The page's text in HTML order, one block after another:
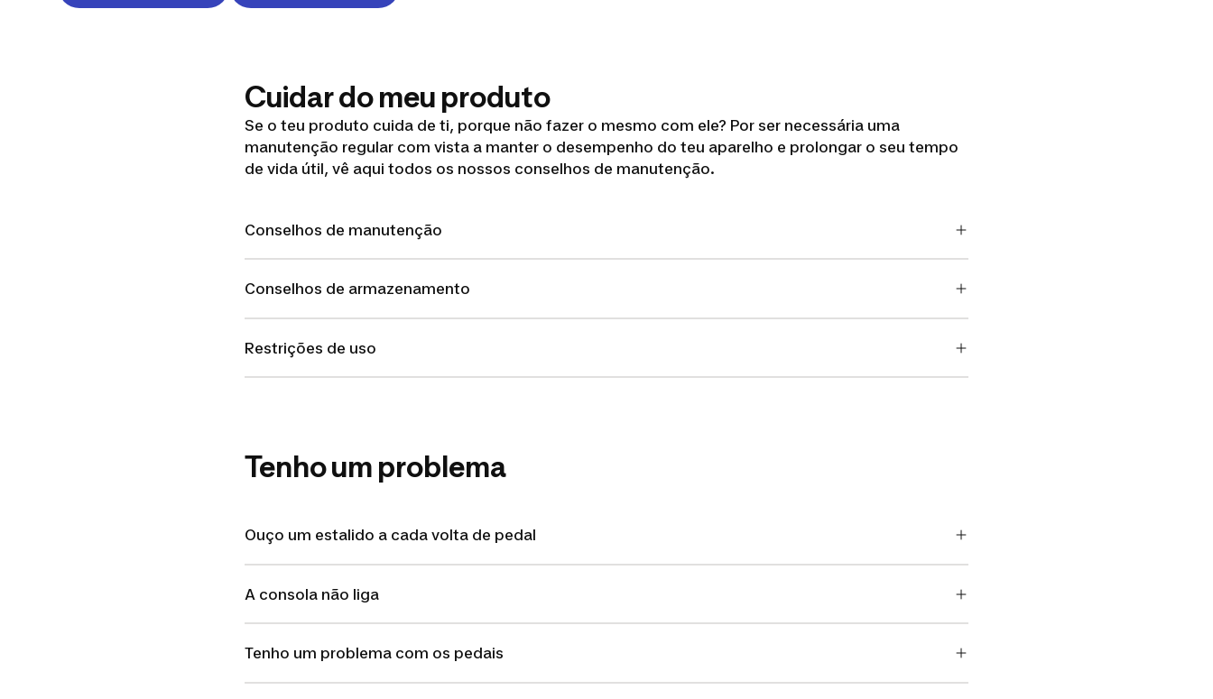
Cuidar do meu produto
Se o teu produto cuida de ti, porque não fazer o mesmo com ele? Por ser necessária uma
manutenção regular com vista a manter o desempenho do teu aparelho e prolongar o seu tempo
de vida útil, vê aqui todos os nossos conselhos de manutenção.
Conselhos de manutenção
Conselhos de armazenamento
Restrições de uso
Tenho um problema
Ouço um estalido a cada volta de pedal
A consola não liga
Tenho um problema com os pedais